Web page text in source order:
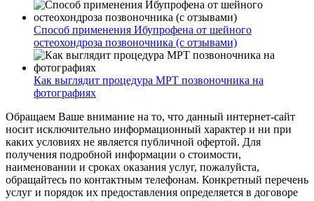
Способ применения Ибупрофена от шейного
остеохондроза позвоночника (с отзывами)
Как выглядит процедура МРТ позвоночника на
фотографиях
Обращаем Ваше внимание на то, что данный интернет-сайт
носит исключительно информационный характер и ни при
каких условиях не является публичной офертой. Для
получения подробной информации о стоимости,
наименовании и сроках оказания услуг, пожалуйста,
обращайтесь по контактным телефонам. Конкретный перечень
услуг и порядок их предоставления определяется в договоре